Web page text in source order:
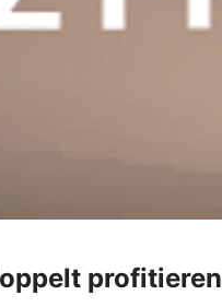
profitieren